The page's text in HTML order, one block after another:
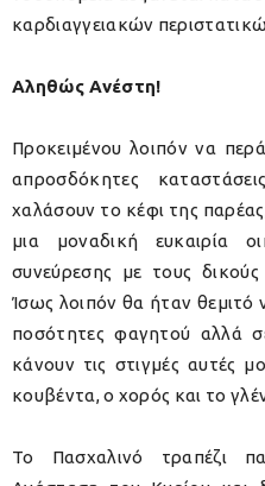
καρδιαγγειακών
Αληθώς Ανέστη!
Προκειμένου λοιπόν να
απροσδόκητες
χαλάσουν το κέφι της
μια μοναδική ευκαιρία
συνεύρεσης με τους
Ίσως λοιπόν θα ήταν θεμιτό
ποσότητες φαγητού αλλά
κάνουν τις στιγμές αυτές
κουβέντα, ο χορός και το
Το Πασχαλινό τραπέζι